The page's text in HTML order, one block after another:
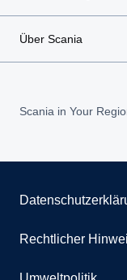
Über Scania
Scania in Your
Rechtlicher